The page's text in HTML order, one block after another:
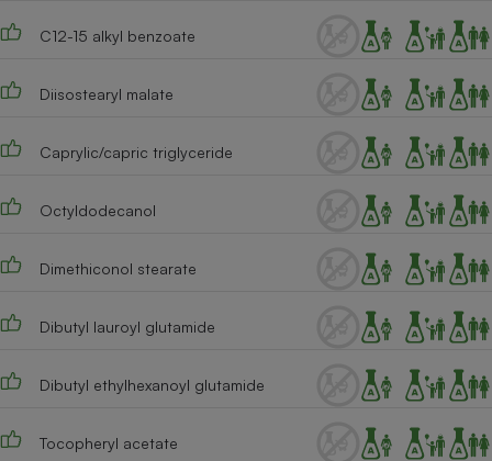
C12-15 alkyl benzoate
Diisostearyl malate
Caprylic/capric triglyceride
Octyldodecanol
Dimethiconol stearate
Dibutyl lauroyl glutamide
Dibutyl ethylhexanoyl glutamide
Tocopheryl acetate